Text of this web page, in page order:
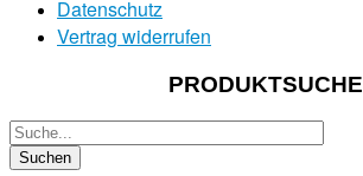
Datenschutz
Vertrag widerrufen
PRODUKTSUCHE